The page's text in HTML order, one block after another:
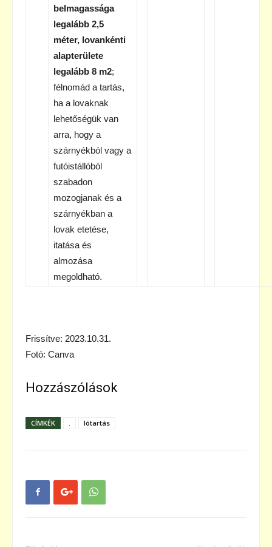
belmagassága
legalább 2,5
méter, lovankénti
alapterülete
legalább 8 m2;
félnomád a tartás,
ha a lovaknak
lehetőségük van
arra, hogy a
szárnyékból vagy a
futóistállóból
szabadon
mozogjanak és a
szárnyékban a
lovak etetése,
itatása és
almozása
megoldható.
Frissítve: 2023.10.31.
Fotó: Canva
Hozzászólások
CÍMKÉK lótartás